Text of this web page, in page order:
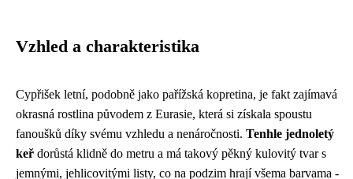
Vzhled a charakteristika
Cypřišek letní, podobně jako pařížská kopretina, je fakt zajímavá
okrasná rostlina původem z Eurasie, která si získala spoustu
fanoušků díky svému vzhledu a nenáročnosti. Tenhle jednoletý
keř dorůstá klidně do metru a má takový pěkný kulovitý tvar s
jemnými, jehlicovitými listy, co na podzim hrají všema barvama -